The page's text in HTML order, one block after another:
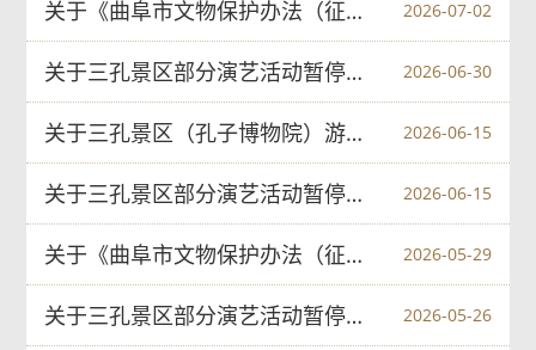
关于《曲阜市文物保护办法（征求意见稿）》征求意见的反馈情况 2026-07-02
关于三孔景区部分演艺活动暂停的公告 2026-06-30
关于三孔景区（孔子博物院）游览时间的公告 2026-06-15
关于三孔景区部分演艺活动暂停的公告 2026-06-15
关于《曲阜市文物保护办法（征求意见稿）》征求意见的公告 2026-05-29
关于三孔景区部分演艺活动暂停的公告 2026-05-26